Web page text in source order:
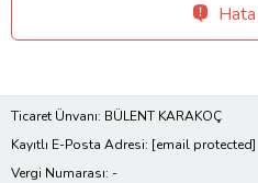
Ticaret Ünvanı: BÜLENT KARAKOÇ
Kayıtlı E-Posta Adresi: [email protected]
Vergi Numarası: -